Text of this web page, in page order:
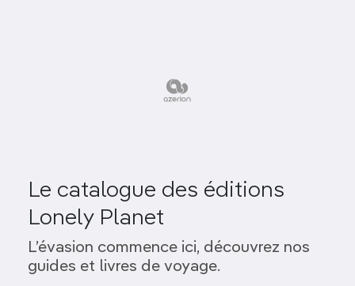
Le catalogue des éditions
Lonely Planet
L’évasion commence ici, découvrez nos
guides et livres de voyage.